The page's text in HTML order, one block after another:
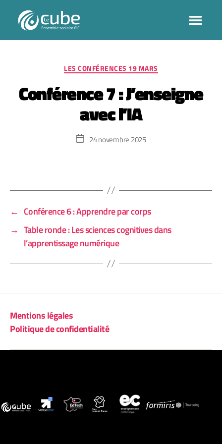
LES CONFÉRENCES 19 MARS
Conférence 7 : J’enseigne
avec l’IA
24 novembre 2025
← Conférence 6 : Apprendre par corps
→ Table ronde : Les sciences cognitives dans
l’apprentissage numérique
Mentions légales
Politique de confidentialité